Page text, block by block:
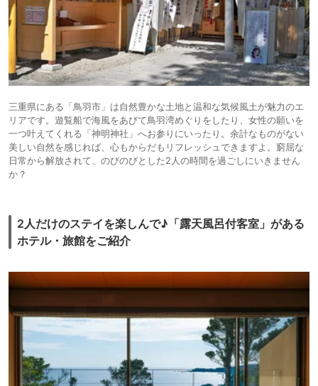
三重県にある「鳥羽市」は自然豊かな土地と温和な気候風土が魅力のエ
リアです。遊覧船で海風をあびて鳥羽湾めぐりをしたり、女性の願いを
一つ叶えてくれる「神明神社」へお参りにいったり。余計なものがない
美しい自然を感じれば、心もからだもリフレッシュできますよ。窮屈な
日常から解放されて、のびのびとした2人の時間を過ごしにいきません
か？
2人だけのステイを楽しんで♪「露天風呂付客室」がある
ホテル・旅館をご紹介